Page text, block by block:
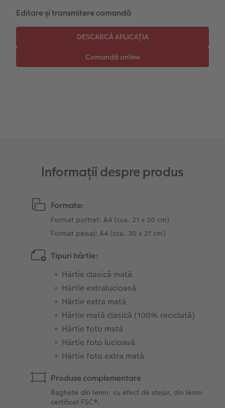
Instant Foto
Colaje foto
Editare și transmitere comandă
Informații despre produs
Formate:
Format portret: A4 (cca. 21 x 30 cm)
Format peisaj: A4 (cca. 30 x 21 cm)
Tipuri hârtie:
Hârtie clasică mată
Hârtie extralucioasă
Hârtie extra mată
Hârtie mată clasică (100% reciclată)
Hârtie foto mată
Hârtie foto lucioasă
Hârtie foto extra mată
Produse complementare
Baghete din lemn: cu efect de stejar, din lemn
certificat FSC®.